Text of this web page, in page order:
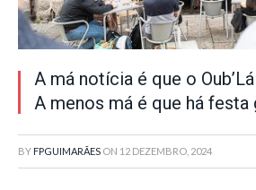
A má notícia é que o
A menos má é que há festa
BY FPGUIMARÃES ON 12 DEZEMBRO, 2024